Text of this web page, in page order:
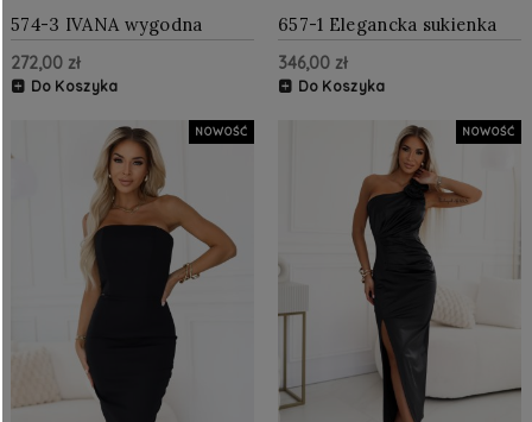
574-3 IVANA wygodna
trapezowa sukienka z
dekoltem i długim
rękawkiem - czarna
272,00 zł
Do Koszyka
657-1 Elegancka sukienka
midi z kopertowym
dekoltem i tiulowymi
rękawami - czarna
346,00 zł
Do Koszyka
NOWOŚĆ NOWOŚĆ